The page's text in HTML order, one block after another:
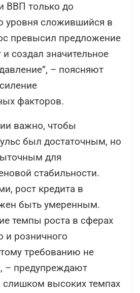
ВВП только до
уровня сложившийся в
превысил предложение
и создал значительное
– поясняют
факторов.
важно, чтобы
был достаточным, но
для
стабильности.
рост кредита в
быть умеренным.
темпы роста в сферах
и розничного
требованию не
– предупреждают
слишком высоких темпах